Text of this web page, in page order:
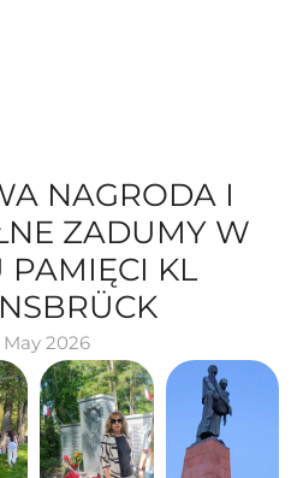
NAGRODA I
ZADUMY W
PAMIĘCI KL
May 2026